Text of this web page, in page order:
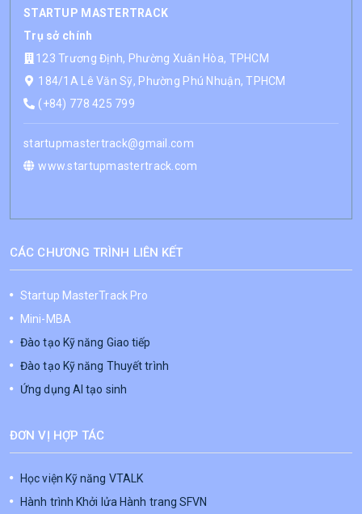
STARTUP MASTERTRACK
Trụ sở chính
123 Trương Định, Phường Xuân Hòa, TPHCM
184/1A Lê Văn Sỹ, Phường Phú Nhuận, TPHCM
(+84) 778 425 799
startupmastertrack@gmail.com
www.startupmastertrack.com
CÁC CHƯƠNG TRÌNH LIÊN KẾT
Startup MasterTrack Pro
Mini-MBA
Đào tạo Kỹ năng Giao tiếp
Đào tạo Kỹ năng Thuyết trình
Ứng dụng AI tạo sinh
ĐƠN VỊ HỢP TÁC
Học viện Kỹ năng VTALK
Hành trình Khởi lửa Hành trang SFVN